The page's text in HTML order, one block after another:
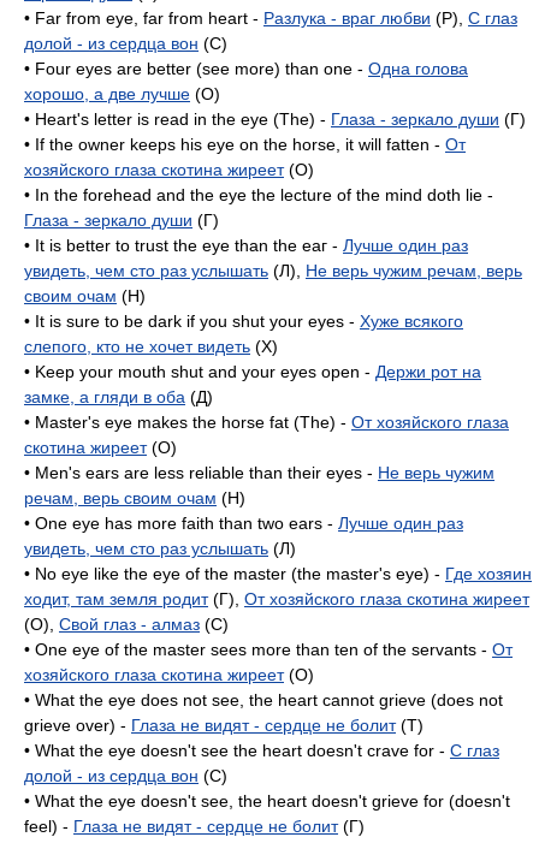
• Far from eye, far from heart - Разлука - враг любви (P), С глаз
долой - из сердца вон (C)
• Four eyes are better (see more) than one - Одна голова
хорошо, а две лучше (O)
• Heart's letter is read in the eye (The) - Глаза - зеркало души (Г)
• If the owner keeps his eye on the horse, it will fatten - От
хозяйского глаза скотина жиреет(O)
• In the forehead and the eye the lecture of the mind doth lie -
Глаза - зеркало души (Г)
• It is better to trust the eye than the еаг - Лучше один раз
увидеть, чем сто раз услышать (Л), Не верь чужим речам, верь
своим очам (H)
• It is sure to be dark if you shut your eyes - Хуже всякого
слепого, кто не хочет видеть (X)
• Keep your mouth shut and your eyes open - Держи рот на
замке, а гляди в оба (Д)
• Master's eye makes the horse fat (The) - От хозяйского глаза
скотина жиреет(O)
• Men's ears are less reliable than their eyes - Не верь чужим
речам, верь своим очам (H)
• One eye has more faith than two ears - Лучше один раз
увидеть, чем сто раз услышать (Л)
• No eye like the eye of the master (the master's eye) - Где хозяин
ходит, там земля родит(Г), От хозяйского глаза скотина жиреет
(O), Свой глаз - алмаз (C)
• One eye of the master sees more than ten of the servants - От
хозяйского глаза скотина жиреет(O)
• What the eye does not see, the heart cannot grieve (does not
grieve over) - Глаза не видят - сердце не болит(T)
• What the eye doesn't see the heart doesn't crave for - С глаз
долой - из сердца вон (C)
• What the eye doesn't see, the heart doesn't grieve for (doesn't
feel) - Глаза не видят - сердце не болит(Г)